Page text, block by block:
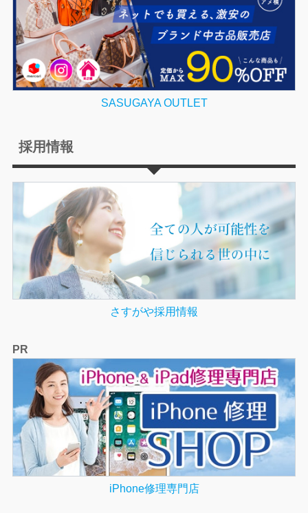
SASUGAYA OUTLET
採用情報
さすがや採用情報
PR
iPhone修理専門店